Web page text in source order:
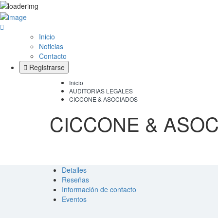
Inicio
Noticias
Contacto
Registrarse
Inicio
AUDITORIAS LEGALES
CICCONE & ASOCIADOS
CICCONE &
Detalles
Reseñas
Información de contacto
Eventos